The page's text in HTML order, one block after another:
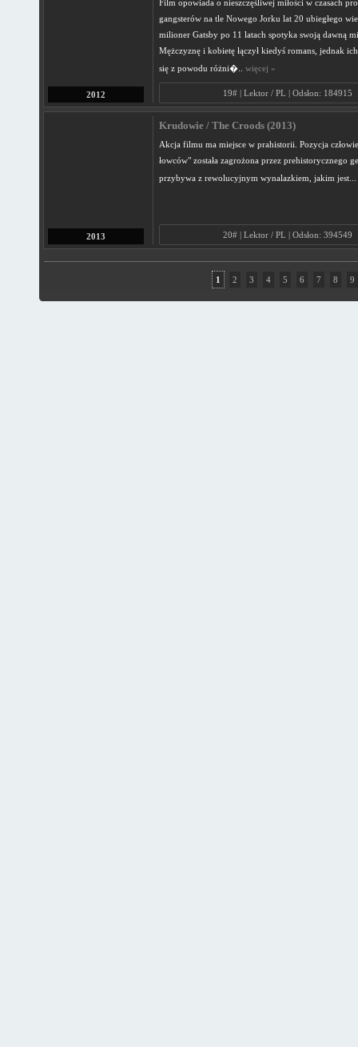
2012
Film opowiada o nieszczęśliwej miłości w czasach
gangsterów na tle Nowego Jorku lat 20 ubiegłego
milioner Gatsby po 11 latach spotyka swoją dawną
Mężczyznę i kobietę łączył kiedyś romans, jednak
się z powodu różni�.. więcej »
19# | Lektor / PL | Odsłon: 184915
2013
Krudowie / The Croods (2013)
Akcja filmu ma miejsce w prahistorii. Pozycja
łowców" została zagrożona przez prehistorycznego
przybywa z rewolucyjnym wynalazkiem, jakim
20# | Lektor / PL | Odsłon: 394549
1 2 3 4 5 6 7 8 9